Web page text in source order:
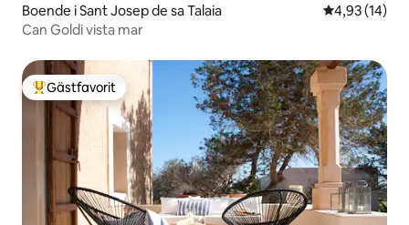
Boende i Sant Josep de sa Talaia 4,93 av 5 i
4,93 (14)
Can Goldi vista mar
Populär gästfavorit
Gästfavorit